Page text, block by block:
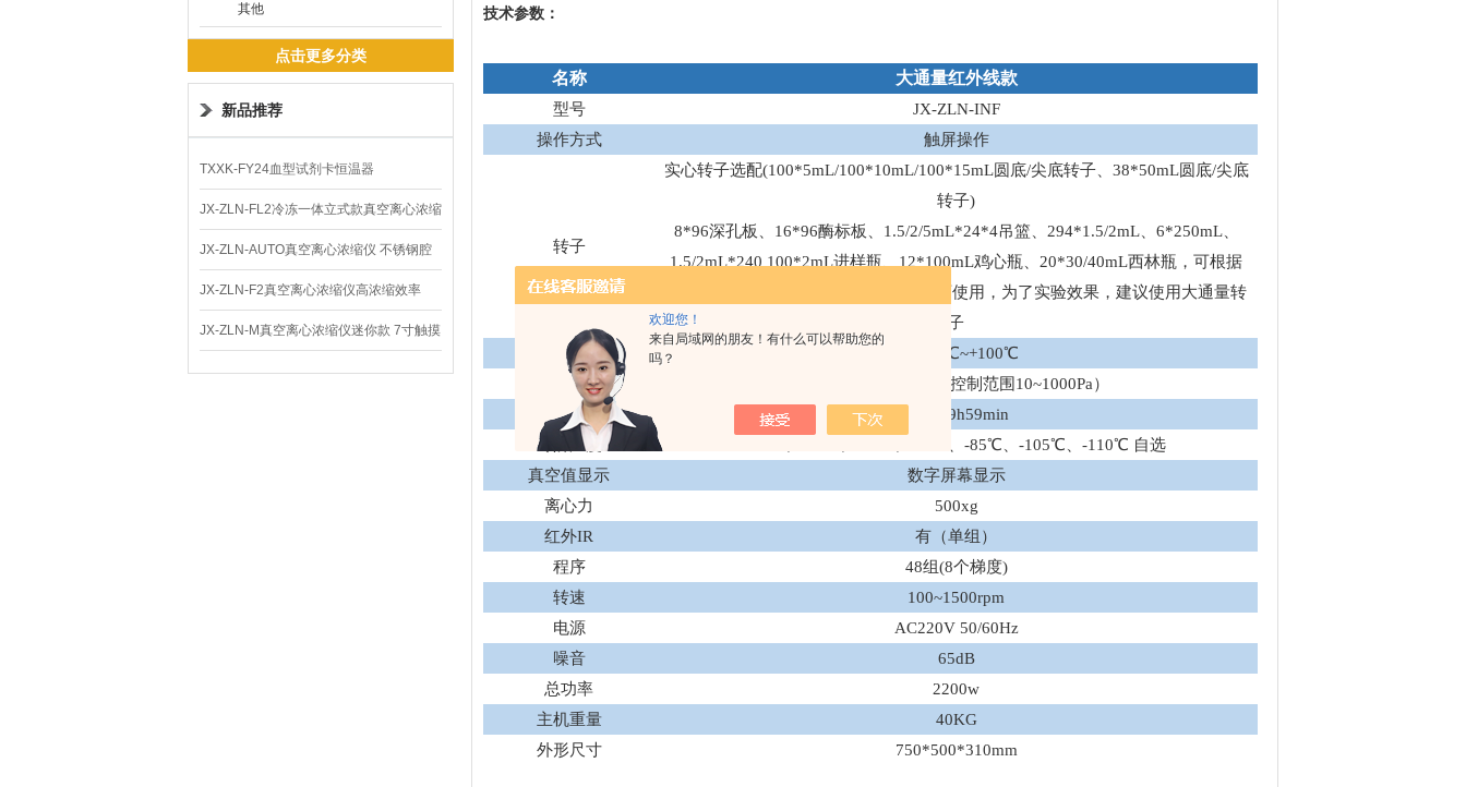
欢迎您！
来自局域网的朋友！有什么可以帮助您的
吗？
其他
点击更多分类
新品推荐
TXXK-FY24血型试剂卡恒温器
JX-ZLN-FL2冷冻一体立式款真空离心浓缩
仪 低温功能
JX-ZLN-AUTO真空离心浓缩仪 不锈钢腔
体
JX-ZLN-F2真空离心浓缩仪高浓缩效率
JX-ZLN-M真空离心浓缩仪迷你款 7寸触摸
屏
技术参数：
名称 大通量红外线款
型号
JX-ZLN-INF
操作方式
触屏操作
转子
实心转子选配(100*5mL/100*10mL/100*15mL圆底/尖底转子、38*50mL圆底/尖底
转子)
8*96深孔板、16*96酶标板、1.5/2/5mL*24*4吊篮、294*1.5/2mL、6*250mL、
1.5/2mL*240 100*2mL进样瓶、12*100mL鸡心瓶、20*30/40mL西林瓶，可根据
客户需求定制转子 注：普通款转子也可使用，为了实验效果，建议使用大通量转
子
腔体温度
+5℃~+100℃
极限真空值
≤0.3mbar（可选真空控制范围10~1000Pa）
时间限定
0~9999h59min
冷阱温度
-50℃、-60℃、-65℃、-70℃、-85℃、-105℃、-110℃ 自选
真空值显示
数字屏幕显示
离心力
500xg
红外IR
有（单组）
程序
48组(8个梯度)
转速
100~1500rpm
电源
AC220V 50/60Hz
噪音
65dB
总功率
2200w
主机重量
40KG
外形尺寸
750*500*310mm